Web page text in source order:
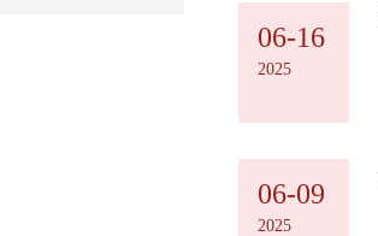
06-16
2025
06-09
2025